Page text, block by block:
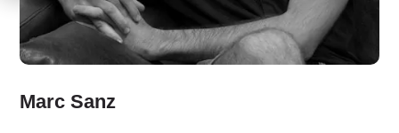
Marc Sanz